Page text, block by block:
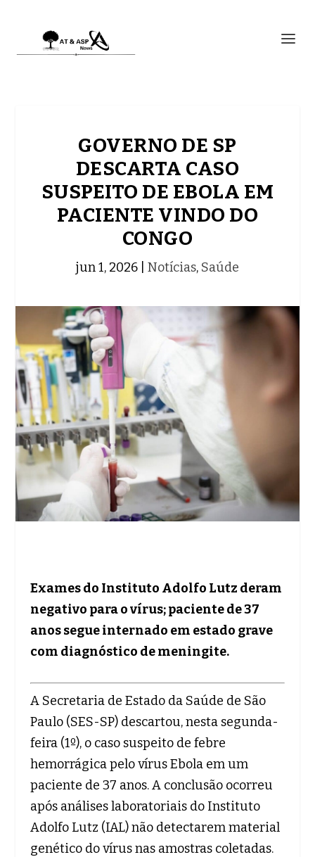
GOVERNO DE SP
DESCARTA CASO
SUSPEITO DE EBOLA EM
PACIENTE VINDO DO
CONGO
jun 1, 2026 Notícias, Saúde
Exames do Instituto Adolfo Lutz deram
negativo para o vírus; paciente de 37
anos segue internado em estado grave
com diagnóstico de meningite.
A Secretaria de Estado da Saúde de São
Paulo (SES-SP) descartou, nesta segunda-
feira (1º), o caso suspeito de febre
hemorrágica pelo vírus Ebola em um
paciente de 37 anos. A conclusão ocorreu
após análises laboratoriais do Instituto
Adolfo Lutz (IAL) não detectarem material
genético do vírus nas amostras coletadas.